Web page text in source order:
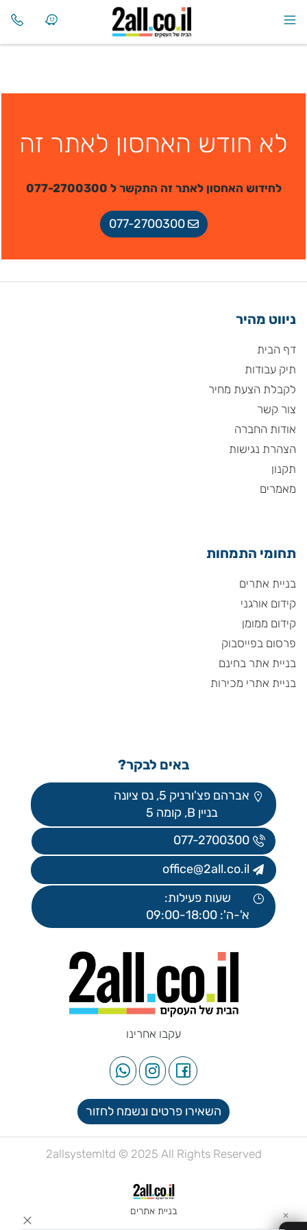
לא חודש האחסון לאתר זה
לחידוש האחסון לאתר זה התקשר ל 077-2700300
077-2700300
ניווט מהיר
דף הבית
תיק עבודות
לקבלת הצעת מחיר
צור קשר
אודות החברה
הצהרת נגישות
תקנון
מאמרים
תחומי התמחות
בניית אתרים
קידום אורגני
קידום ממומן
פרסום בפייסבוק
בניית אתר בחינם
בניית אתרי מכירות
באים לבקר?
אברהם פצ'ורניק 5, נס ציונה
בניין B, קומה 5
077-2700300
office@2all.co.il
שעות פעילות:
א'-ה': 09:00-18:00
עקבו אחרינו
השאירו פרטים ונשמח לחזור
2allsystemltd © 2025 All Rights Reserved
בניית אתרים ✕